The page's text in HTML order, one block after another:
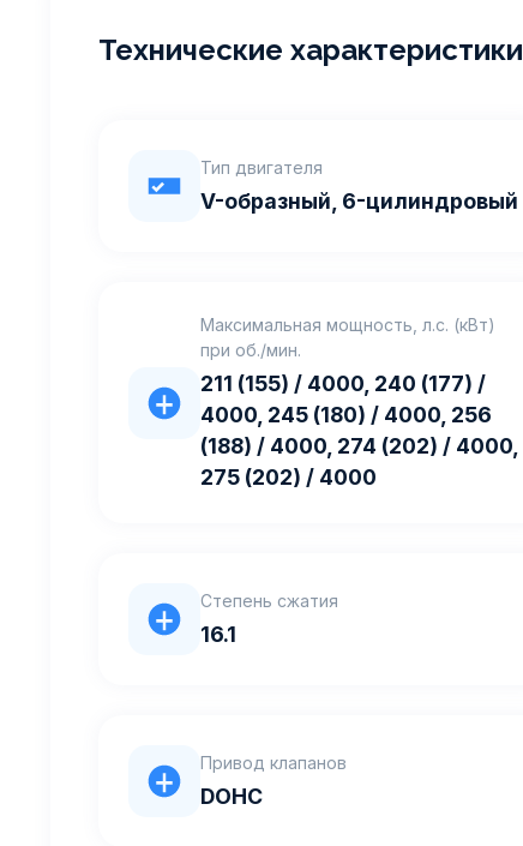
Технические характеристики
Тип двигателя
V-образный, 6-цилиндровый
Максимальная мощность, л.с. (кВт)
при об./мин.
211 (155) / 4000, 240 (177) /
4000, 245 (180) / 4000, 256
(188) / 4000, 274 (202) / 4000,
275 (202) / 4000
Степень сжатия
16.1
Привод клапанов
DOHC